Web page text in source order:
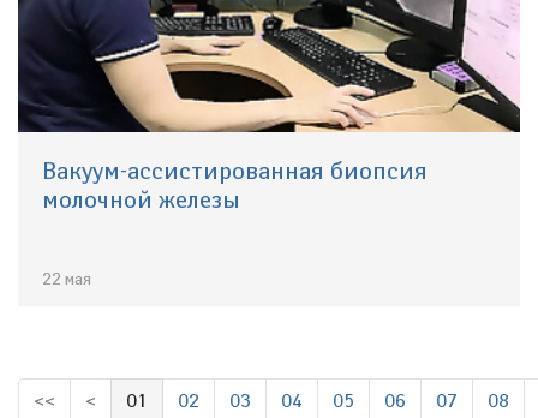
Вакуум-ассистированная биопсия
молочной железы
22 мая
<< <
01
02 03 04 05 06 07 08